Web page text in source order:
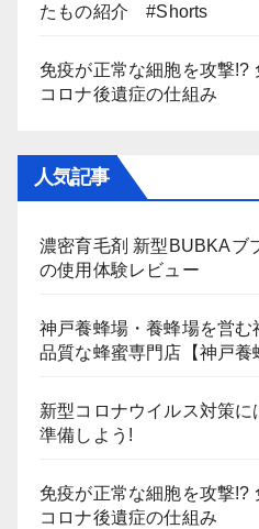
たもの紹介 #Shorts
免疫が正常な細胞を攻撃!?
コロナ後遺症の仕組み
人気記事
濃密育毛剤 新型BUBKAブ
の使用体験レビュー
神戸養蜂場・養蜂場を営
品質な蜂蜜専門店【神戸養
新型コロナウイルス対策
準備しよう!
免疫が正常な細胞を攻撃!?
コロナ後遺症の仕組み